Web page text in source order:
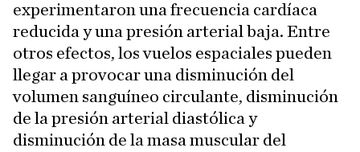
experimentaron una frecuencia cardíaca
reducida y una presión arterial baja. Entre
otros efectos, los vuelos espaciales pueden
llegar a provocar una disminución del
volumen sanguíneo circulante, disminución
de la presión arterial diastólica y
disminución de la masa muscular del